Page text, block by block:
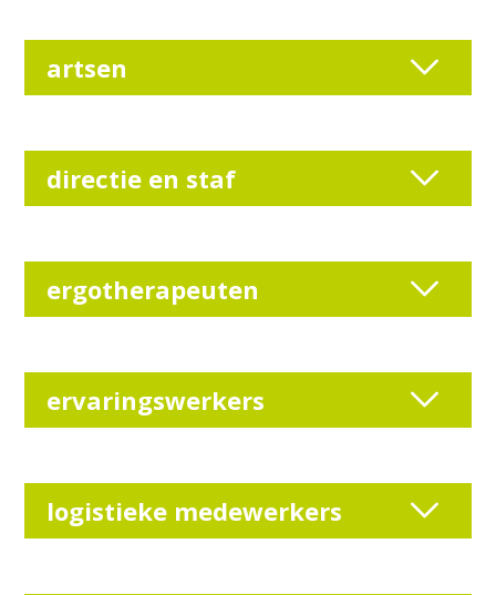
artsen
directie en staf
ergotherapeuten
ervaringswerkers
logistieke medewerkers